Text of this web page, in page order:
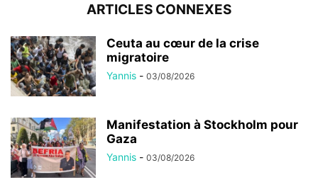
ARTICLES CONNEXES
Ceuta au cœur de la crise
migratoire
Yannis - 03/08/2026
Manifestation à Stockholm pour
Gaza
Yannis - 03/08/2026